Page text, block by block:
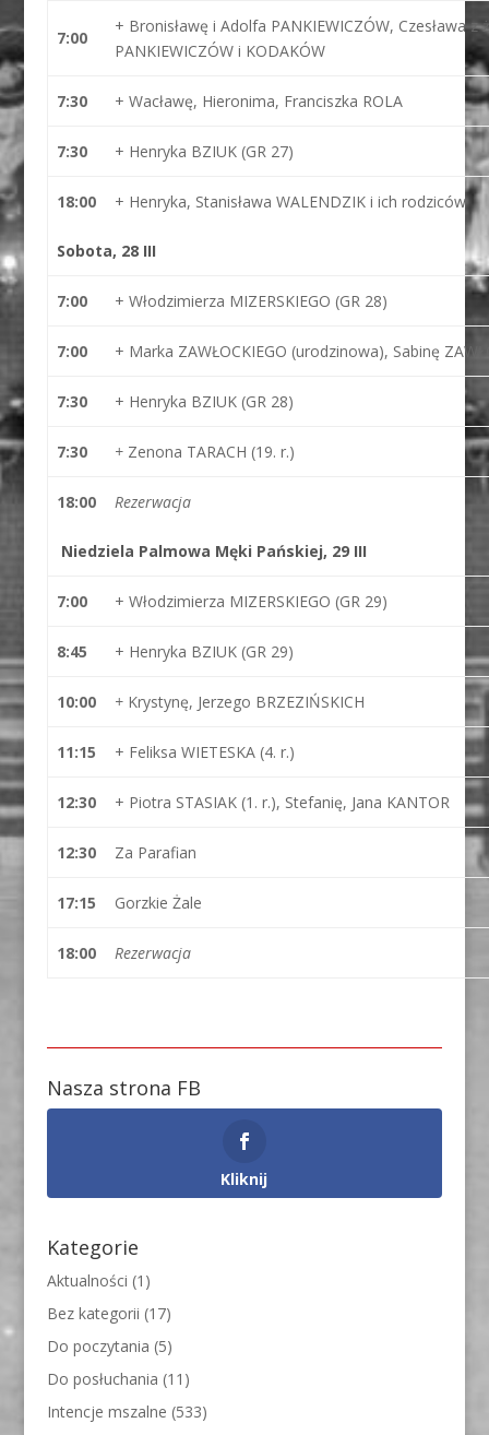
7:00
+ Bronisławę i Adolfa PANKIEWICZÓW, Czesława
PANKIEWICZÓW i KODAKÓW
7:30 + Wacławę, Hieronima, Franciszka ROLA
7:30 + Henryka BZIUK (GR 27)
18:00 + Henryka, Stanisława WALENDZIK i ich rodziców
Sobota, 28 III
7:00 + Włodzimierza MIZERSKIEGO (GR 28)
7:00 + Marka ZAWŁOCKIEGO (urodzinowa), Sabinę
7:30 + Henryka BZIUK (GR 28)
7:30 + Zenona TARACH (19. r.)
18:00 Rezerwacja
Niedziela Palmowa Męki Pańskiej, 29 III
7:00 + Włodzimierza MIZERSKIEGO (GR 29)
8:45 + Henryka BZIUK (GR 29)
10:00 + Krystynę, Jerzego BRZEZIŃSKICH
11:15 + Feliksa WIETESKA (4. r.)
12:30 + Piotra STASIAK (1. r.), Stefanię, Jana KANTOR
12:30 Za Parafian
17:15 Gorzkie Żale
18:00 Rezerwacja
Nasza strona FB
Kliknij
Kategorie
Aktualności (1)
Bez kategorii (17)
Do poczytania (5)
Do posłuchania (11)
Intencje mszalne (533)